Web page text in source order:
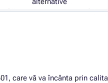
care vă va încânta prin